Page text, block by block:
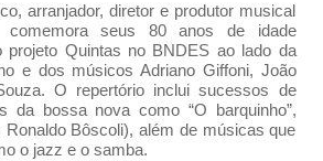
arranjador, diretor e produtor musical
comemora seus 80 anos de idade
projeto Quintas no BNDES ao lado da
e dos músicos Adriano Giffoni, João
O repertório inclui sucessos de
da bossa nova como “O barquinho”,
Ronaldo Bôscoli), além de músicas que
o jazz e o samba.